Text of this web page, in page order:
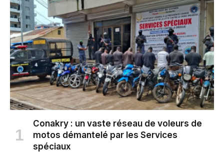
Conakry : un vaste réseau de voleurs de
motos démantelé par les Services
spéciaux